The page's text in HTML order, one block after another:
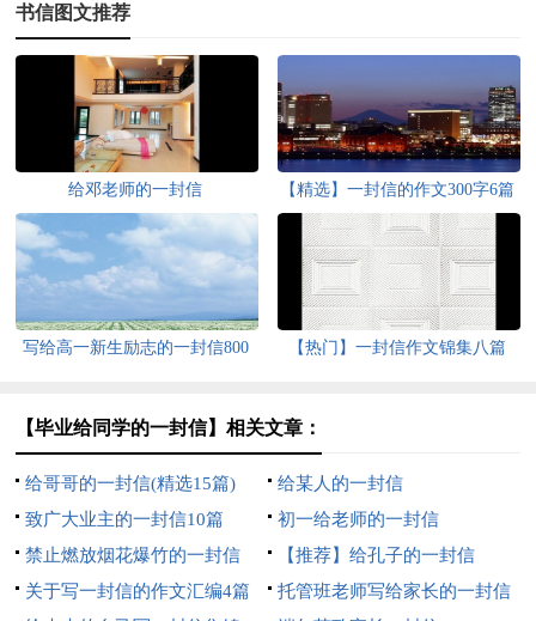
书信图文推荐
给邓老师的一封信 【精选】一封信的作文300字6篇
写给高一新生励志的一封信800
【热门】一封信作文锦集八篇
【毕业给同学的一封信】相关文章：
给哥哥的一封信(精选15篇)
给某人的一封信
致广大业主的一封信10篇
初一给老师的一封信
禁止燃放烟花爆竹的一封信
【推荐】给孔子的一封信
关于写一封信的作文汇编4篇
托管班老师写给家长的一封信